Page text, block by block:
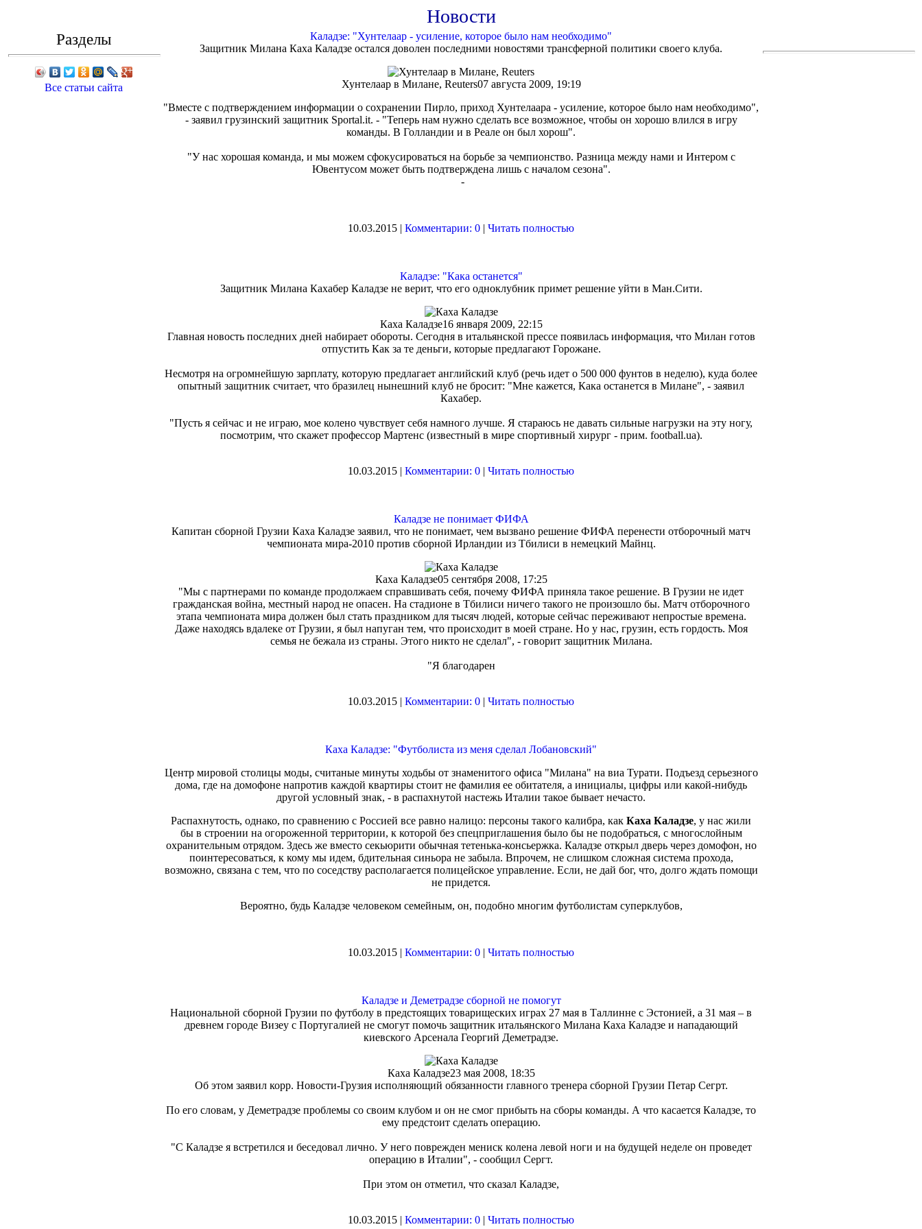
Новости
Разделы
Все статьи сайта
Каладзе: "Хунтелаар - усиление, которое было нам необходимо"
Защитник Милана Каха Каладзе остался доволен последними новостями трансферной политики своего клуба.
Хунтелаар в Милане, Reuters07 августа 2009, 19:19
"Вместе с подтверждением информации о сохранении Пирло, приход Хунтелаара - усиление, которое было нам необходимо",
- заявил грузинский защитник Sportal.it. - "Теперь нам нужно сделать все возможное, чтобы он хорошо влился в игру
команды. В Голландии и в Реале он был хорош".
"У нас хорошая команда, и мы можем сфокусироваться на борьбе за чемпионство. Разница между нами и Интером с
Ювентусом может быть подтверждена лишь с началом сезона".
-
10.03.2015 | Комментарии: 0 | Читать полностью
Каладзе: "Кака останется"
Защитник Милана Кахабер Каладзе не верит, что его одноклубник примет решение уйти в Ман.Сити.
Каха Каладзе16 января 2009, 22:15
Главная новость последних дней набирает обороты. Сегодня в итальянской прессе появилась информация, что Милан готов
отпустить Как за те деньги, которые предлагают Горожане.
Несмотря на огромнейшую зарплату, которую предлагает английский клуб (речь идет о 500 000 фунтов в неделю), куда более
опытный защитник считает, что бразилец нынешний клуб не бросит: "Мне кажется, Кака останется в Милане", - заявил
Кахабер.
"Пусть я сейчас и не играю, мое колено чувствует себя намного лучше. Я стараюсь не давать сильные нагрузки на эту ногу,
посмотрим, что скажет профессор Мартенс (известный в мире спортивный хирург - прим. football.ua).
10.03.2015 | Комментарии: 0 | Читать полностью
Каладзе не понимает ФИФА
Капитан сборной Грузии Каха Каладзе заявил, что не понимает, чем вызвано решение ФИФА перенести отборочный матч
чемпионата мира-2010 против сборной Ирландии из Тбилиси в немецкий Майнц.
Каха Каладзе05 сентября 2008, 17:25
"Мы с партнерами по команде продолжаем справшивать себя, почему ФИФА приняла такое решение. В Грузии не идет
гражданская война, местный народ не опасен. На стадионе в Тбилиси ничего такого не произошло бы. Матч отборочного
этапа чемпионата мира должен был стать праздником для тысяч людей, которые сейчас переживают непростые времена.
Даже находясь вдалеке от Грузии, я был напуган тем, что происходит в моей стране. Но у нас, грузин, есть гордость. Моя
семья не бежала из страны. Этого никто не сделал", - говорит защитник Милана.
"Я благодарен
10.03.2015 | Комментарии: 0 | Читать полностью
Каха Каладзе: "Футболиста из меня сделал Лобановский"
Центр мировой столицы моды, считаные минуты ходьбы от знаменитого офиса "Милана" на виа Турати. Подъезд серьезного
дома, где на домофоне напротив каждой квартиры стоит не фамилия ее обитателя, а инициалы, цифры или какой-нибудь
другой условный знак, - в распахнутой настежь Италии такое бывает нечасто.
Распахнутость, однако, по сравнению с Россией все равно налицо: персоны такого калибра, как Каха Каладзе, у нас жили
бы в строении на огороженной территории, к которой без спецприглашения было бы не подобраться, с многослойным
охранительным отрядом. Здесь же вместо секьюрити обычная тетенька-консьержка. Каладзе открыл дверь через домофон, но
поинтересоваться, к кому мы идем, бдительная синьора не забыла. Впрочем, не слишком сложная система прохода,
возможно, связана с тем, что по соседству располагается полицейское управление. Если, не дай бог, что, долго ждать помощи
не придется.
Вероятно, будь Каладзе человеком семейным, он, подобно многим футболистам суперклубов,
10.03.2015 | Комментарии: 0 | Читать полностью
Каладзе и Деметрадзе сборной не помогут
Национальной сборной Грузии по футболу в предстоящих товарищеских играх 27 мая в Таллинне с Эстонией, а 31 мая – в
древнем городе Визеу с Португалией не смогут помочь защитник итальянского Милана Каха Каладзе и нападающий
киевского Арсенала Георгий Деметрадзе.
Каха Каладзе23 мая 2008, 18:35
Об этом заявил корр. Новости-Грузия исполняющий обязанности главного тренера сборной Грузии Петар Сегрт.
По его словам, у Деметрадзе проблемы со своим клубом и он не смог прибыть на сборы команды. А что касается Каладзе, то
ему предстоит сделать операцию.
"С Каладзе я встретился и беседовал лично. У него поврежден мениск колена левой ноги и на будущей неделе он проведет
операцию в Италии", - сообщил Сергт.
При этом он отметил, что сказал Каладзе,
10.03.2015 | Комментарии: 0 | Читать полностью